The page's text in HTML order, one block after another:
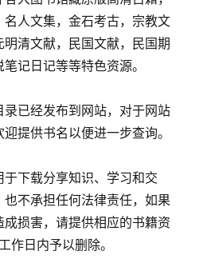
人文集，金石考古，宗教文
清文献，民国文献，民国期
记日记等等特色资源。
已经发布到网站，对于网站
提供书名以便进一步查询。
于下载分享知识、学习和交
不承担任何法律责任，如果
损害，请提供相应的书籍资
作日内予以删除。